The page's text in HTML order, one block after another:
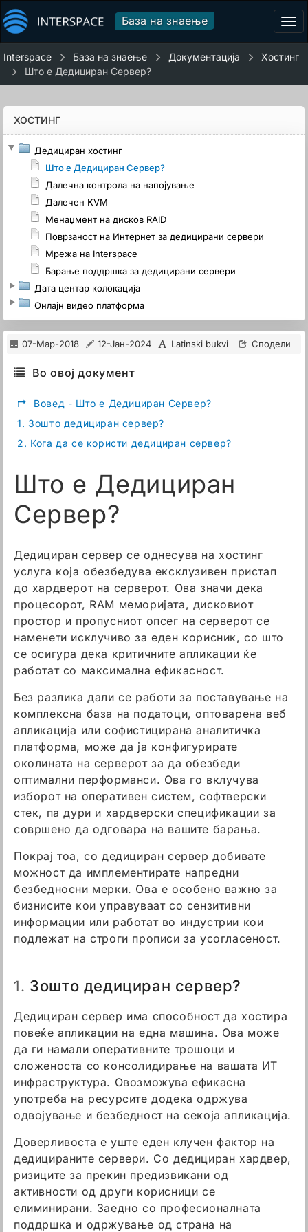
База на знаење
Interspace База на знаење Документација
Хостинг
Што е Дедициран Сервер?
ХОСТИНГ
Дедициран хостинг
Што е Дедициран Сервер?
Далечна контрола на напојување
Далечен KVM
Менаџмент на дисков RAID
Поврзаност на Интернет за дедицирани сервери
Мрежа на Interspace
Барање поддршка за дедицирани сервери
Дата центар колокација
Онлајн видео платформа
07-Мар-2018 12-Јан-2024 Latinski bukvi Сподели
Во овој документ
↱
Вовед - Што е Дедициран Сервер?
1. Зошто дедициран сервер?
2. Кога да се користи дедициран сервер?
Што е Дедициран
Сервер?
Дедициран сервер се однесува на хостинг
услуга која обезбедува ексклузивен пристап
до хардверот на серверот. Ова значи дека
процесорот, RAM меморијата, дисковиот
простор и пропусниот опсег на серверот се
наменети исклучиво за еден корисник, со што
се осигура дека критичните апликации ќе
работат со максимална ефикасност.
Без разлика дали се работи за поставување на
комплексна база на податоци, оптоварена веб
апликација или софистицирана аналитичка
платформа, може да ја конфигурирате
околината на серверот за да обезбеди
оптимални перформанси. Ова го вклучува
изборот на оперативен систем, софтвeрски
стек, па дури и хардверски спецификации за
совршено да одговара на вашите барања.
Покрај тоа, со дедициран сервер добивате
можност да имплементирате напредни
безбедносни мерки. Ова е особено важно за
бизнисите кои управуваат со сензитивни
информации или работат во индустрии кои
подлежат на строги прописи за усогласеност.
1. Зошто дедициран сервер?
Дедициран сервер има способност да хостира
повеќе апликации на една машина. Ова може
да ги намали оперативните трошоци и
сложеноста со консолидирање на вашата ИТ
инфраструктура. Овозможува ефикасна
употреба на ресурсите додека одржува
одвојување и безбедност на секоја апликација.
Доверливоста е уште еден клучен фактор на
дедицираните сервери. Со дедициран хардвер,
ризиците за прекин предизвикани од
активности од други корисници се
елиминирани. Заедно со професионалната
поддршка и одржување од страна на